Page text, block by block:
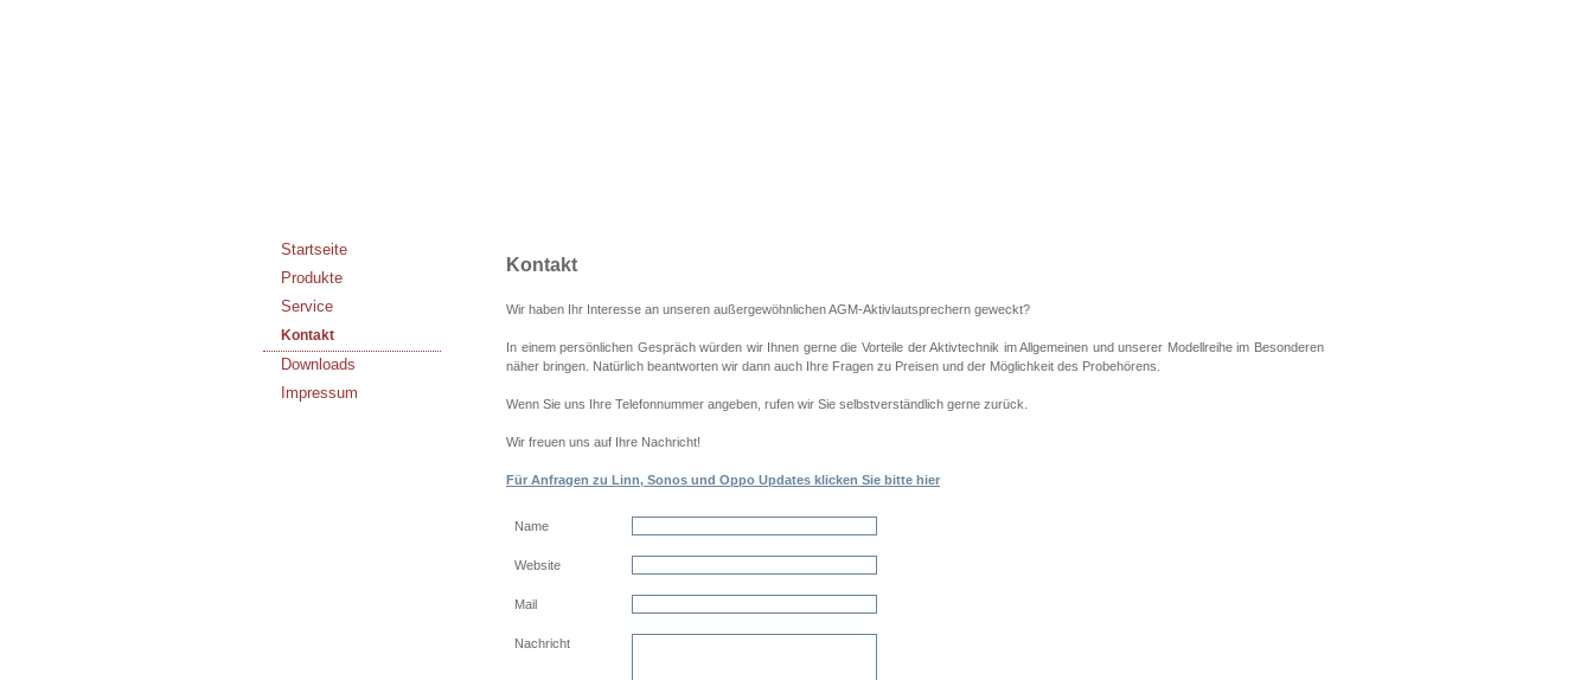
Startseite
Produkte
Service
Kontakt
Downloads
Impressum
Kontakt
Wir haben Ihr Interesse an unseren außergewöhnlichen AGM-Aktivlautsprechern geweckt?
In einem persönlichen Gespräch würden wir Ihnen gerne die Vorteile der Aktivtechnik im Allgemeinen und unserer Modellreihe im Besonderen
näher bringen. Natürlich beantworten wir dann auch Ihre Fragen zu Preisen und der Möglichkeit des Probehörens.
Wenn Sie uns Ihre Telefonnummer angeben, rufen wir Sie selbstverständlich gerne zurück.
Wir freuen uns auf Ihre Nachricht!
Für Anfragen zu Linn, Sonos und Oppo Updates klicken Sie bitte hier
Name
Website
Mail
Nachricht